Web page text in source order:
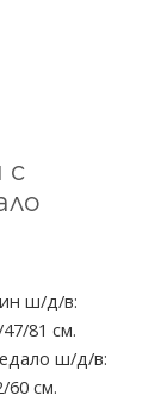
с
ш/д/в:
81 см.
ш/д/в:
60 см.